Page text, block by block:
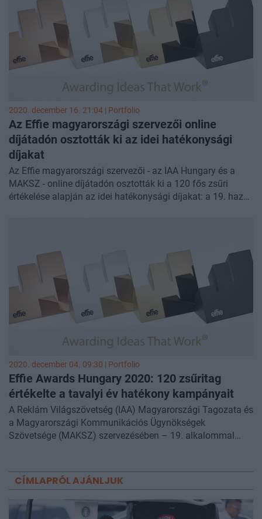
Bronz, Ezüst, Arany Effie díjakért. Az Effie Finalist díjasok,
azaz a döntőbe jutottak már biztos pontszerzők a
nemzetközi Effie Index hatékonysági világranglistán.
2020. december 16. 21:04 | Portfolio
Az Effie magyarországi szervezői online
díjátadón osztották ki az idei hatékonysági
díjakat
Az Effie magyarországi szervezői - az IAA Hungary és a
MAKSZ - online díjátadón osztották ki a 120 fős zsűri
értékelése alapján az idei hatékonysági díjakat: a 19. hazai
2020. december 04. 09:30 | Portfolio
Effie Awards Hungary 2020: 120 zsűritag
értékelte a tavalyi év hatékony kampányait
A Reklám Világszövetség (IAA) Magyarországi Tagozata és
a Magyarországi Kommunikációs Ügynökségek
Szövetsége (MAKSZ) szervezésében – 19. alkalommal
tartott Effie-re idén azok a megbízók és ügynökségek
nevezhettek, akik 2019-ben sikeres, hatékony marketing
aktivitást folytattak, és a kitűzött célok tükrében elért
eredményeket igazolni is tudták. Közülük a zsűri által
CÍMLAPRÓL AJÁNLJUK